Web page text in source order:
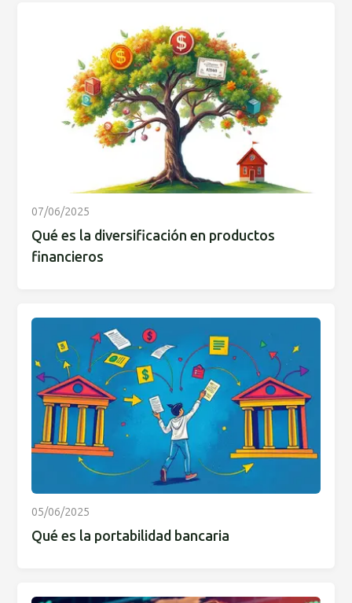
07/06/2025
Qué es la diversificación en productos
financieros
05/06/2025
Qué es la portabilidad bancaria